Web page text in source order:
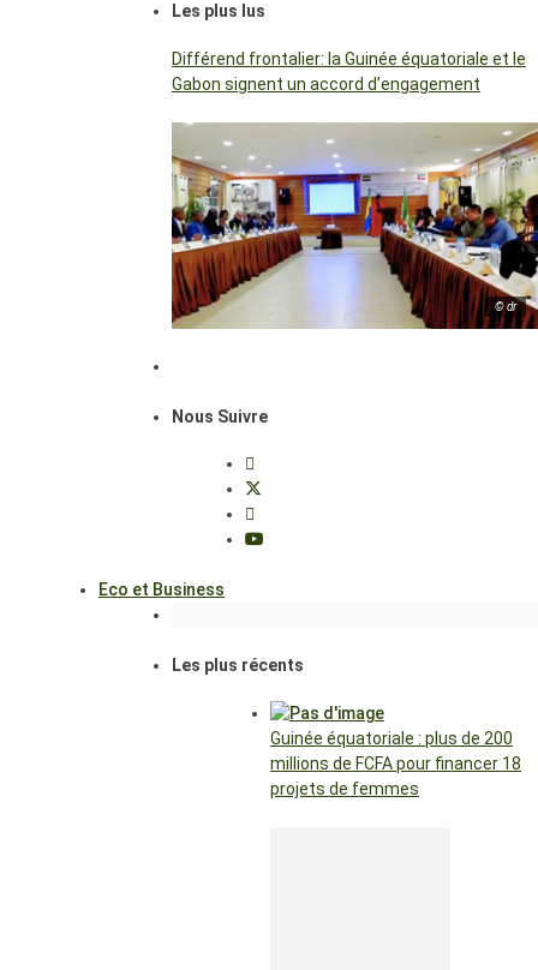
Les plus lus
Différend frontalier: la Guinée équatoriale et le
Gabon signent un accord d’engagement
© dr
Nous Suivre
Eco et Business
Les plus récents
Guinée équatoriale : plus de 200
millions de FCFA pour financer 18
projets de femmes